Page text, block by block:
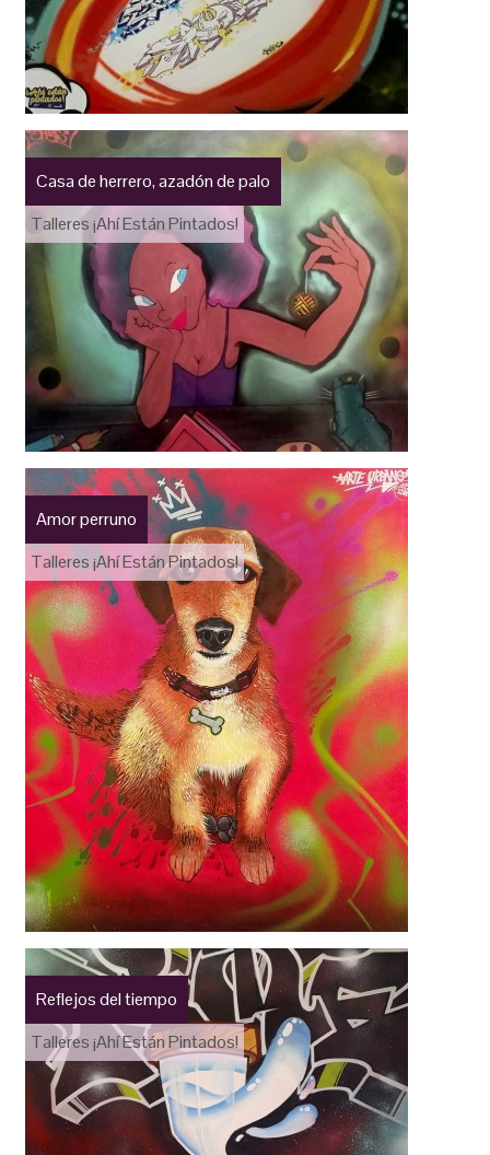
Casa de herrero, azadón de palo
Talleres ¡Ahí Están Pintados!
Amor perruno
Talleres ¡Ahí Están Pintados!
Reflejos del tiempo
Talleres ¡Ahí Están Pintados!